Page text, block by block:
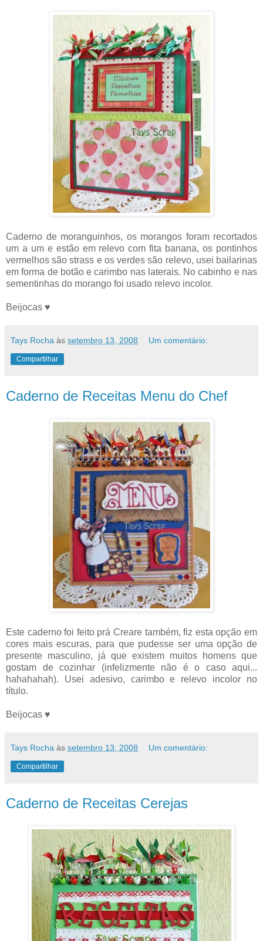
Caderno de moranguinhos, os morangos foram recortados
um a um e estão em relevo com fita banana, os pontinhos
vermelhos são strass e os verdes são relevo, usei bailarinas
em forma de botão e carimbo nas laterais. No cabinho e nas
sementinhas do morango foi usado relevo incolor.
Beijocas ♥
Tays Rocha às setembro 13, 2008 Um comentário:
Compartilhar
Caderno de Receitas Menu do Chef
Este caderno foi feito prá Creare também, fiz esta opção em
cores mais escuras, para que pudesse ser uma opção de
presente masculino, já que existem muitos homens que
gostam de cozinhar (infelizmente não é o caso aqui...
hahahahah). Usei adesivo, carimbo e relevo incolor no
título.
Beijocas ♥
Tays Rocha às setembro 13, 2008 Um comentário:
Compartilhar
Caderno de Receitas Cerejas